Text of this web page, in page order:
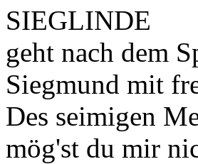
SIEGLINDE
geht nach dem
Siegmund mit
Des seimigen
mög'st du mir